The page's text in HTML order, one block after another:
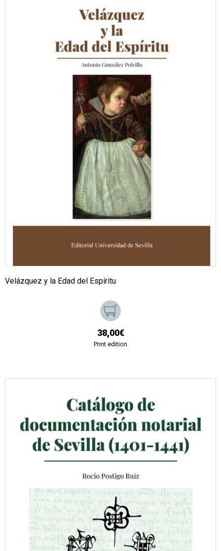
Velázquez y la Edad del Espíritu
38,00€
Print edition